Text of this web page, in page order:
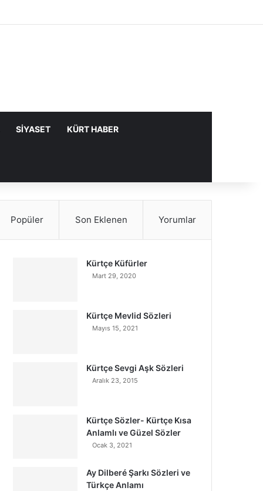
SIYASET KÜRT HABER
Popüler Son Eklenen Yorumlar
Kürtçe Küfürler
Mart 29, 2020
Kürtçe Mevlid Sözleri
Mayıs 15, 2021
Kürtçe Sevgi Aşk Sözleri
Aralık 23, 2015
Kürtçe Sözler- Kürtçe Kısa
Anlamlı ve Güzel Sözler
Ocak 3, 2021
Ay Dilberé Şarkı Sözleri ve
Türkçe Anlamı